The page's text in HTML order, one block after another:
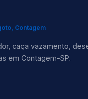
Contagem
caça vazamento,
em Contagem-SP.